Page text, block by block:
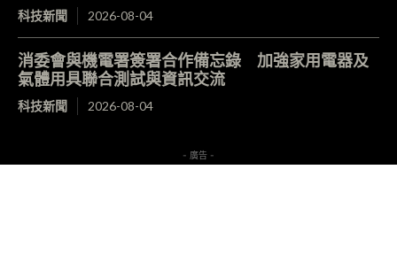
科技新聞 2026-08-04
消委會與機電署簽署合作備忘錄 加強家用電器及
氣體用具聯合測試與資訊交流
科技新聞 2026-08-04
- 廣告 -